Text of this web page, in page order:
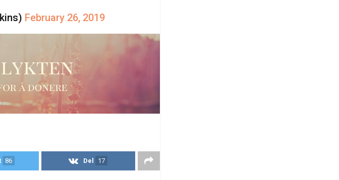
February 26, 2019
86 Del 17